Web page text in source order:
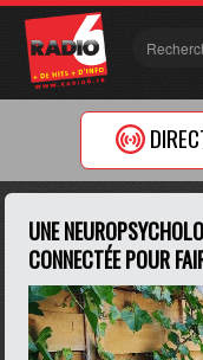
UNE
CONNECTÉE POUR